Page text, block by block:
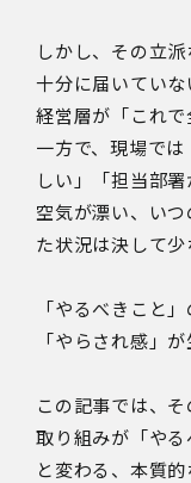
しかし、その立
十分に届いていな
経営層が「これ
一方で、現場で
しい」「担当部
空気が漂い、い
た状況は決して少
「やるべきこと
「やらされ感」
この記事では、
取り組みが「や
と変わる、本質